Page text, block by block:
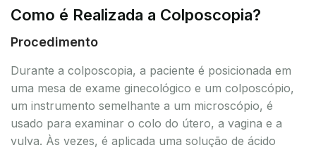
Como é Realizada a Colposcopia?
Procedimento
Durante a colposcopia, a paciente é posicionada em
uma mesa de exame ginecológico e um colposcópio,
um instrumento semelhante a um microscópio, é
usado para examinar o colo do útero, a vagina e a
vulva. Às vezes, é aplicada uma solução de ácido